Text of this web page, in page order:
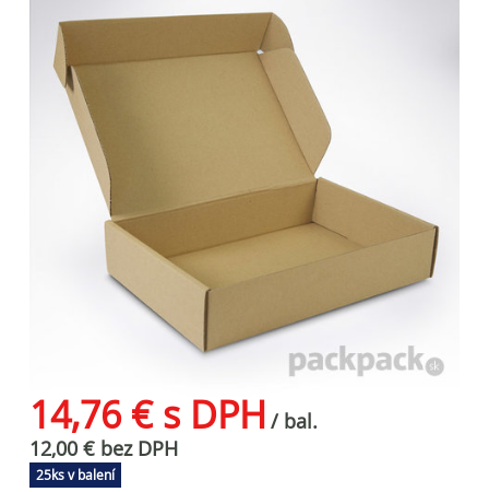
14,76 € s DPH / bal.
12,00 € bez DPH
25ks v balení